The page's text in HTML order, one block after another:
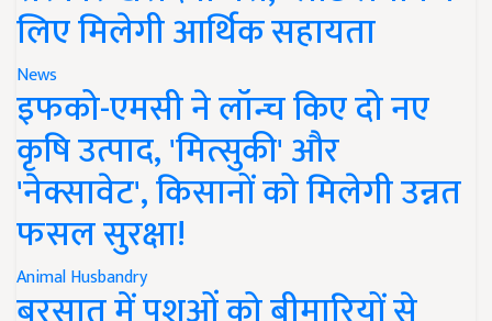
लिए मिलेगी आर्थिक सहायता
News
इफको-एमसी ने लॉन्च किए दो नए
कृषि उत्पाद, 'मित्सुकी' और
'नेक्सावेट', किसानों को मिलेगी उन्नत
फसल सुरक्षा!
Animal Husbandry